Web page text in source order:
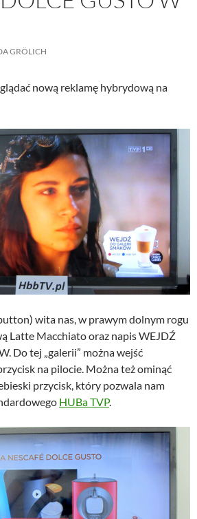
GRÖLICH
nową reklamę hybrydową na
wita nas, w prawym dolnym rogu
Latte Macchiato oraz napis WEJDŹ
Do tej „galerii” można wejść
na pilocie. Można też ominąć
przycisk, który pozwala nam
HUBa TVP.